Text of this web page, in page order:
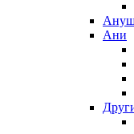
Ани